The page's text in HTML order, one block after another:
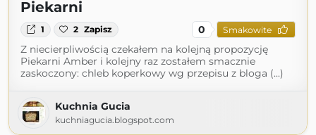
Piekarni
1 2 Zapisz 0 Smakowite
Z niecierpliwością czekałem na kolejną propozycję
Piekarni Amber i kolejny raz zostałem smacznie
zaskoczony: chleb koperkowy wg przepisu z bloga (...)
Kuchnia Gucia
kuchniagucia.blogspot.com